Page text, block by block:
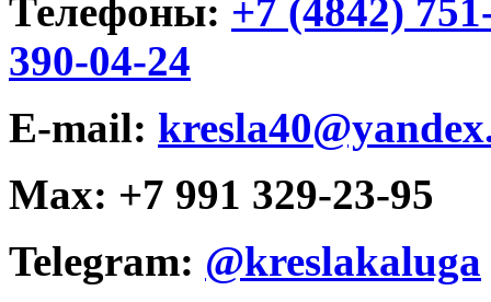
Телефоны: +7 (4842)
390-04-24
E-mail:
Max: +7 991 329-23-95
Telegram: @kreslakaluga